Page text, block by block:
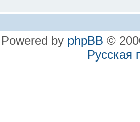
Powered by phpBB ©
Русская